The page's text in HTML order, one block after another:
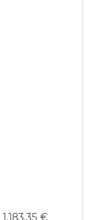
1.183,35 €